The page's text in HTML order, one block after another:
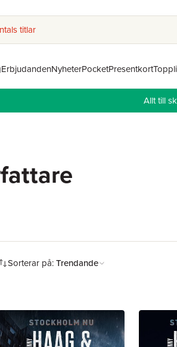
titlar
ErbjudandenNyheterPocketPresentkort
Allt till
Sorterar på:Trendande